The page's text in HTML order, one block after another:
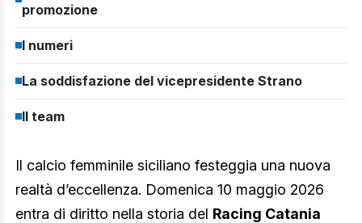
promozione
I numeri
La soddisfazione del vicepresidente Strano
Il team
Il calcio femminile siciliano festeggia una nuova
realtà d’eccellenza. Domenica 10 maggio 2026
entra di diritto nella storia del Racing Catania